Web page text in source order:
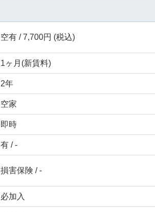
空有 / 7,700円 (税込)
1ヶ月(新賃料)
2年
空家
即時
有 / -
損害保険 / -
必加入